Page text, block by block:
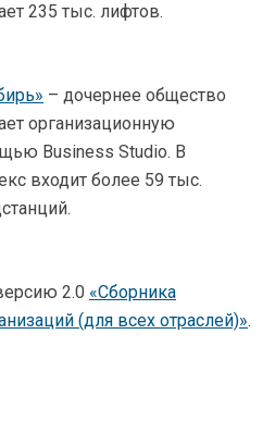
235 тыс. лифтов.
– дочернее общество
организационную
Business Studio. В
входит более 59 тыс.
2.0 «Сборника
(для всех отраслей)».